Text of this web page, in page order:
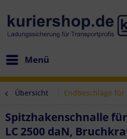
Menü
Übersicht Endbeschläge für
Spitzhakenschnalle
LC 2500 daN,